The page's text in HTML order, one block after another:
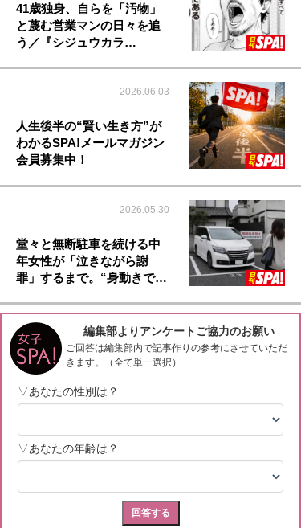
41歳独身、自らを「汚物」
と蔑む営業マンの日々を追
う／『シジュウカラ…
2026.06.03
人生後半の“賢い生き方”が
わかるSPA!メールマガジン
会員募集中！
2026.05.30
堂々と無断駐車を続ける中
年女性が「泣きながら謝
罪」するまで。“身動きで…